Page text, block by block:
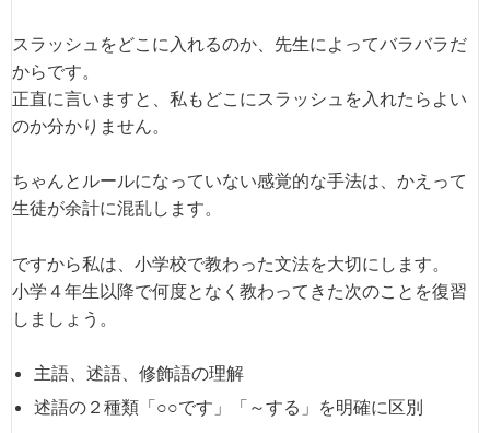
スラッシュをどこに入れるのか、先生によってバラバラだ
からです。
正直に言いますと、私もどこにスラッシュを入れたらよい
のか分かりません。
ちゃんとルールになっていない感覚的な手法は、かえって
生徒が余計に混乱します。
ですから私は、小学校で教わった文法を大切にします。
小学４年生以降で何度となく教わってきた次のことを復習
しましょう。
主語、述語、修飾語の理解
述語の２種類「○○です」「～する」を明確に区別